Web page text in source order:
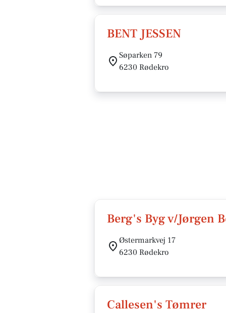
BENT JESSEN
Søparken 79
6230 Rødekro
Berg's Byg v/Jørgen
Østermarkvej 17
6230 Rødekro
Callesen's Tømrer